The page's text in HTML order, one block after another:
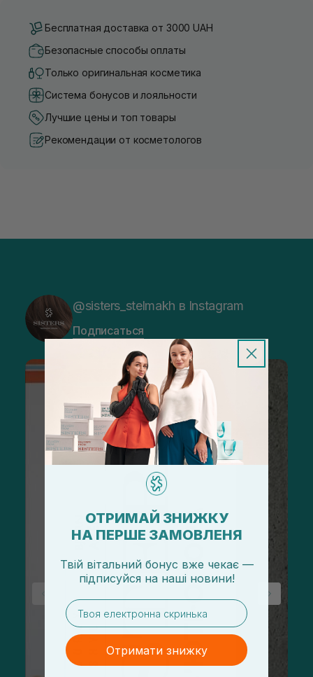
Бесплатная доставка от 3000 UAH
Безопасные способы оплаты
Только оригинальная косметика
Система бонусов и лояльности
Лучшие цены и топ товары
Рекомендации от косметологов
@sisters_stelmakh в Instagram
Подписаться
ОТРИМАЙ ЗНИЖКУ
НА ПЕРШЕ ЗАМОВЛЕНЯ
Твій вітальний бонус вже чекає —
підписуйся на наші новини!
email
Отримати знижку